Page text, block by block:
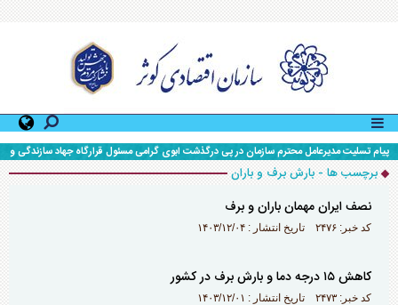
پیام تسلیت مدیرعامل محترم سازمان در پی درگذشت ابوی گرامی مسئول قرارگاه جهاد سازندگی و
محرومیت زدایی سپاه حضرت ولی عصر (عج) خوزستان
برچسب ها - بارش برف و باران
نصف ایران مهمان باران و برف
کد خبر: ۲۴۷۶ تاریخ انتشار : ۱۴۰۳/۱۲/۰۴
کاهش ۱۵ درجه دما و بارش برف در کشور
کد خبر: ۲۴۷۳ تاریخ انتشار : ۱۴۰۳/۱۲/۰۱